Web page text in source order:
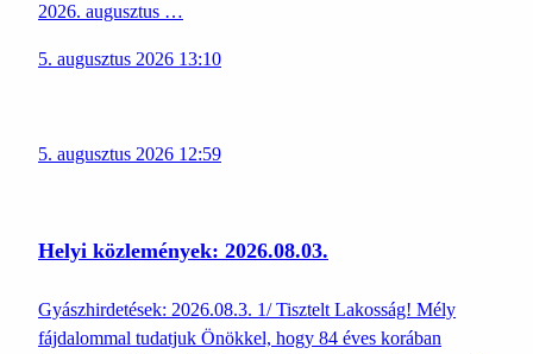
2026. augusztus …
5. augusztus 2026 13:10
5. augusztus 2026 12:59
Helyi közlemények: 2026.08.03.
Gyászhirdetések: 2026.08.3. 1/ Tisztelt Lakosság! Mély
fájdalommal tudatjuk Önökkel, hogy 84 éves korában